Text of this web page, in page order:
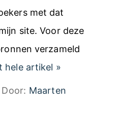
met dat
site. Voor deze
verzameld
hele artikel L
»
Door: Maarten